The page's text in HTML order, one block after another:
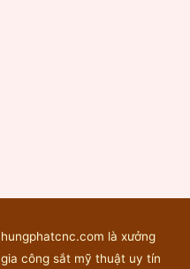
hungphatcnc.com là xưởng
gia công sắt mỹ thuật uy tín